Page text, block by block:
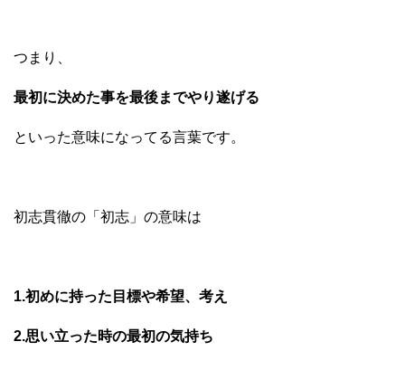
つまり、
最初に決めた事を最後までやり遂げる
といった意味になってる言葉です。
初志貫徹の「初志」の意味は
1.初めに持った目標や希望、考え
2.思い立った時の最初の気持ち